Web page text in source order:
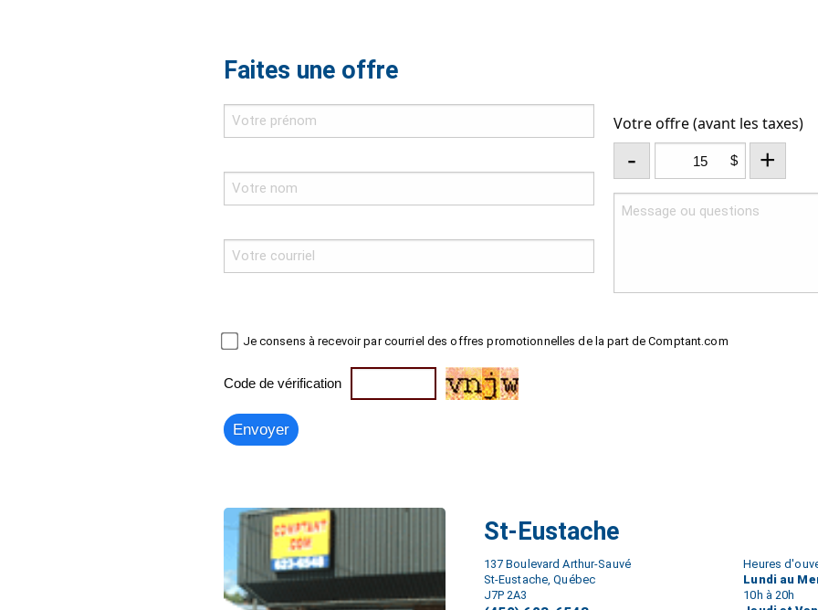
Faites une offre
Votre offre (avant les taxes)
- $ +
Je consens à recevoir par courriel des offres promotionnelles de la part de Comptant.com
Code de vérification
St-Eustache
137 Boulevard Arthur-Sauvé
St-Eustache, Québec
J7P 2A3
Heures
Lundi au
10h à 20h